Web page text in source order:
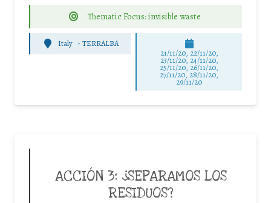
Thematic Focus: invisible waste
Italy -TERRALBA
21/11/20, 22/11/20,
23/11/20, 24/11/20,
25/11/20, 26/11/20,
27/11/20, 28/11/20,
29/11/20
ACCIÓN 3: ¿SEPARAMOS LOS
RESIDUOS?